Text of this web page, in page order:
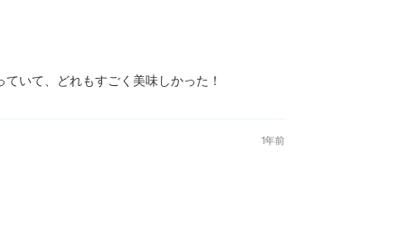
いて、どれもすごく美味しかった！
1年前